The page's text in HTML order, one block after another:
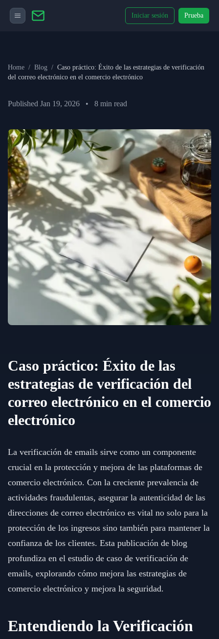
Iniciar sesión Prueba
Home / Blog / Caso práctico: Éxito de las estrategias de verificación
del correo electrónico en el comercio electrónico
Published Jan 19, 2026 • 8 min read
Caso práctico: Éxito de las
estrategias de verificación del
correo electrónico en el comercio
electrónico
La verificación de emails sirve como un componente
crucial en la protección y mejora de las plataformas de
comercio electrónico. Con la creciente prevalencia de
actividades fraudulentas, asegurar la autenticidad de las
direcciones de correo electrónico es vital no solo para la
protección de los ingresos sino también para mantener la
confianza de los clientes. Esta publicación de blog
profundiza en el estudio de caso de verificación de
emails, explorando cómo mejora las estrategias de
comercio electrónico y mejora la seguridad.
Entendiendo la Verificación